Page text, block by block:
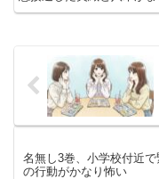
破局展開へ。不穏なまま
名無し3巻、小学校付近
の行動がかなり怖い